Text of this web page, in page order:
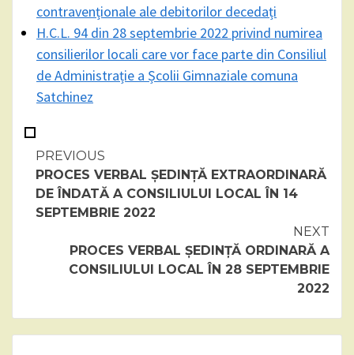
contravenționale ale debitorilor decedați
H.C.L. 94 din 28 septembrie 2022 privind numirea
consilierilor locali care vor face parte din Consiliul
de Administrație a Școlii Gimnaziale comuna
Satchinez
Continue
Reading
PREVIOUS
PROCES VERBAL ȘEDINȚĂ EXTRAORDINARĂ
DE ÎNDATĂ A CONSILIULUI LOCAL ÎN 14
SEPTEMBRIE 2022
NEXT
PROCES VERBAL ȘEDINȚĂ ORDINARĂ A
CONSILIULUI LOCAL ÎN 28 SEPTEMBRIE
2022